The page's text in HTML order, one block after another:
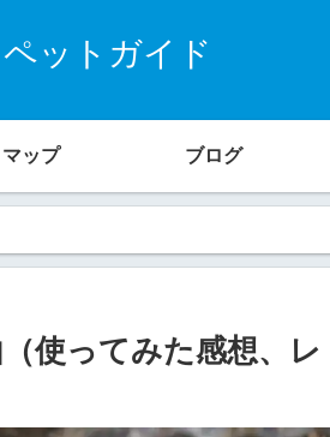
ペットガイド
ップ ブログ
使ってみた感想、レ